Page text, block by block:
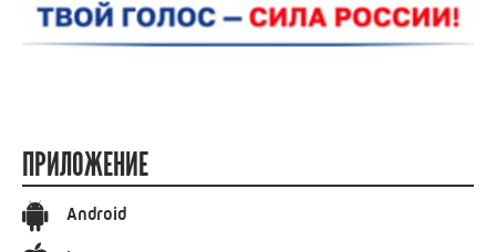
ПРИЛОЖЕНИЕ
Android